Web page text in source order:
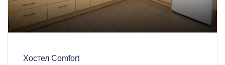
Хостел Comfort